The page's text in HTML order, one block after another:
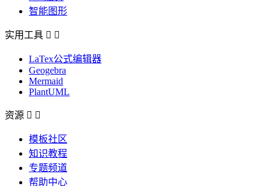
智能图形
实用工具  
LaTex公式编辑器
Geogebra
Mermaid
PlantUML
资源  
模板社区
知识教程
专题频道
帮助中心